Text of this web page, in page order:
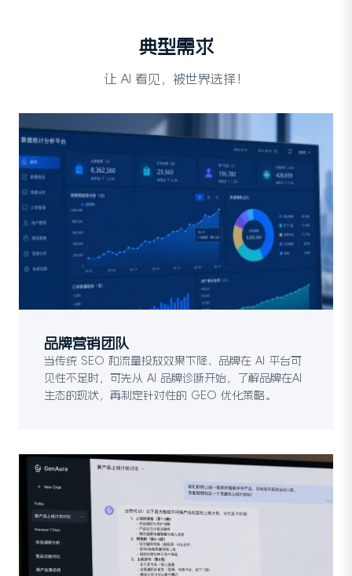
典型需求
让 AI 看见，被世界选择！
品牌营销团队
当传统 SEO 和流量投放效果下降、品牌在 AI 平台可
见性不足时，可先从 AI 品牌诊断开始，了解品牌在AI
生态的现状，再制定针对性的 GEO 优化策略。